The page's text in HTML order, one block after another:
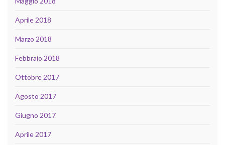
Aprile 2018
Marzo 2018
Febbraio 2018
Ottobre 2017
Agosto 2017
Giugno 2017
Aprile 2017